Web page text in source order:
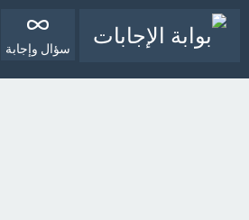
سؤال وإجابة